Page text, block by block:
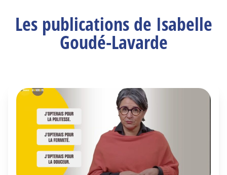
Les publications de Isabelle
Goudé-Lavarde